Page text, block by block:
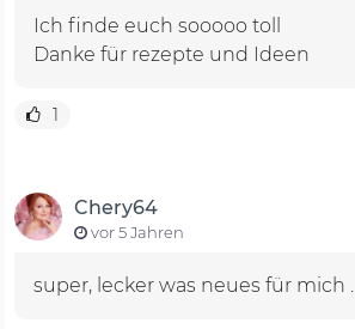
Ich finde euch sooooo toll
Danke für rezepte und Ideen
1
Chery64
vor 5 Jahren
super, lecker was neues für mich .